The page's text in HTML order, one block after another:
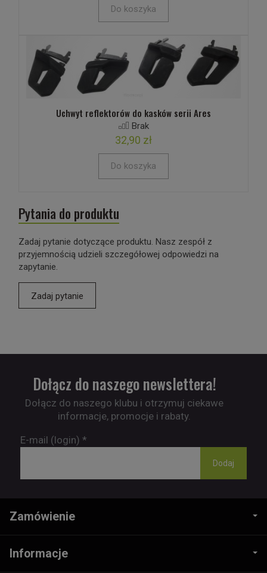
Do koszyka
Uchwyt reflektorów do kasków serii Ares
Brak
32,90 zł
Do koszyka
Pytania do produktu
Zadaj pytanie dotyczące produktu. Nasz zespół z
przyjemnością udzieli szczegółowej odpowiedzi na
zapytanie.
Zadaj pytanie
Dołącz do naszego newslettera!
Dołącz do naszego klubu i otrzymuj ciekawe
informacje, promocje i rabaty.
E-mail (login) *
Zamówienie
Informacje